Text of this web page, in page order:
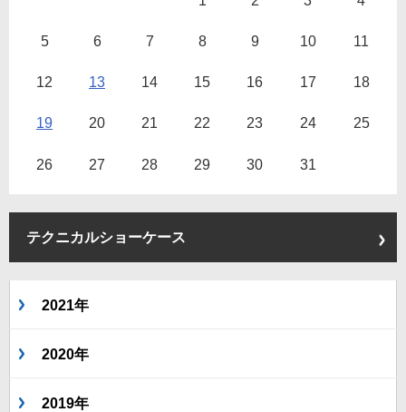
5 6 7 8 9 10 11
12 13 14 15 16 17 18
19 20 21 22 23 24 25
26 27 28 29 30 31
テクニカルショーケース
2021年
2020年
2019年